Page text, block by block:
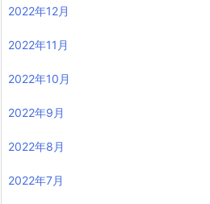
2022年12月
2022年11月
2022年10月
2022年9月
2022年8月
2022年7月